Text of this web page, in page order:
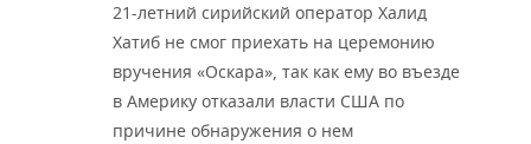
21-летний сирийский оператор Халид
Хатиб не смог приехать на церемонию
вручения «Оскара», так как ему во въезде
в Америку отказали власти США по
причине обнаружения о нем